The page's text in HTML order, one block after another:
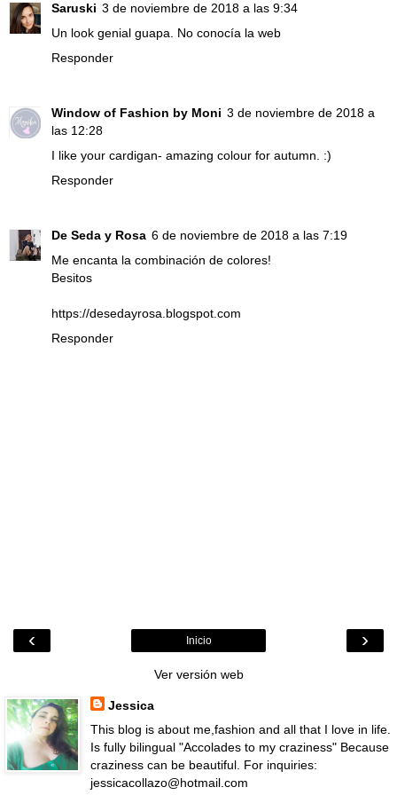
Saruski 3 de noviembre de 2018 a las 9:34
Un look genial guapa. No conocía la web
Responder
Window of Fashion by Moni 3 de noviembre de 2018 a
las 12:28
I like your cardigan- amazing colour for autumn. :)
Responder
De Seda y Rosa 6 de noviembre de 2018 a las 7:19
Me encanta la combinación de colores!
Besitos
https://desedayrosa.blogspot.com
Responder
‹ ›
Inicio
Ver versión web
Jessica
This blog is about me,fashion and all that I love in life.
Is fully bilingual "Accolades to my craziness" Because
craziness can be beautiful. For inquiries:
jessicacollazo@hotmail.com